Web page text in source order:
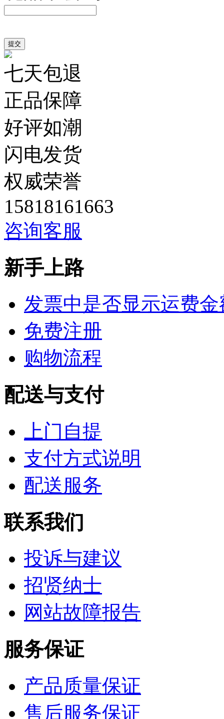
七天包退
正品保障
好评如潮
闪电发货
权威荣誉
15818161663
咨询客服
新手上路
发票中是否显示运费金
免费注册
购物流程
配送与支付
上门自提
支付方式说明
配送服务
联系我们
投诉与建议
招贤纳士
网站故障报告
服务保证
产品质量保证
售后服务保证